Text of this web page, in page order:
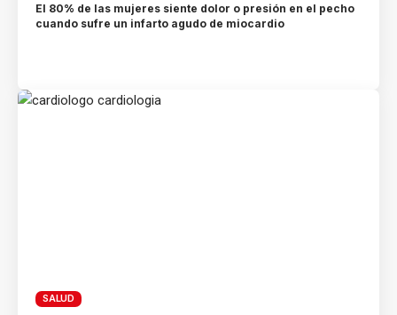
El 80% de las mujeres siente dolor o presión en el pecho
cuando sufre un infarto agudo de miocardio
SALUD